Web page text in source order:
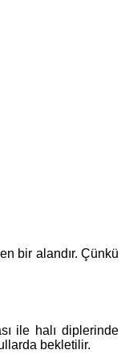
bir alandır. Çünkü
ile halı diplerinde
bekletilir.